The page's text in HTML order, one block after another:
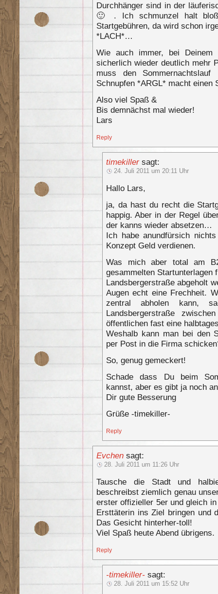
Durchhänger sind in der
🙂 . Ich schmunzel halt
Startgebühren, da wird schon
*LACH*…
Wie auch immer, bei Deinem
sicherlich wieder deutlich mehr
muss den
Schnupfen *ARGL* macht einen
Also viel Spaß &
Bis demnächst mal wieder!
Lars
Reply
timekiller sagt:
24. Juli 2011 um 20:11 Uhr
Hallo Lars,
ja, da hast du recht die
happig. Aber in der Regel
der kanns wieder absetzen…
Ich habe anundfürsich
Konzept Geld verdienen.
Was mich aber total am
gesammelten Startunterlagen
Landsbergerstraße abgeholt
Augen echt eine Frechheit.
zentral abholen kann,
Landsbergerstraße
öffentlichen fast eine
Weshalb kann man bei den
per Post in die Firma
So, genug gemeckert!
Schade dass Du beim
kannst, aber es gibt ja noch
Dir gute Besserung
Grüße -timekiller-
Reply
Evchen sagt:
28. Juli 2011 um 11:26 Uhr
Tausche die Stadt und
beschreibst ziemlich genau
erster offizieller 5er und gleich
Ersttäterin ins Ziel bringen und
Das Gesicht hinterher-toll!
Viel Spaß heute Abend übrigens.
Reply
-timekiller- sagt:
28. Juli 2011 um 15:52 Uhr